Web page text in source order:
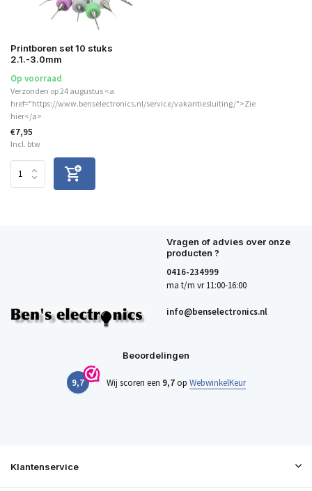
Printboren set 10 stuks
2.1.-3.0mm
Op voorraad
Verzonden op 24 augustus <a
href="https://www.benselectronics.nl/service/vakantiesluiting/">Zie
hier</a>
€7,95
Incl. btw
Vragen of advies over onze
producten ?
0416-234999
ma t/m vr 11:00-16:00
info@benselectronics.nl
Beoordelingen
9,7 Wij scoren een 9,7op WebwinkelKeur
Klantenservice